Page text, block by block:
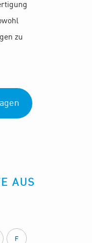
zu
AUS
F